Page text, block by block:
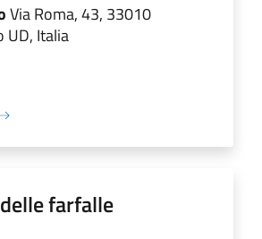
Via Roma, 43, 33010
UD, Italia
farfalle